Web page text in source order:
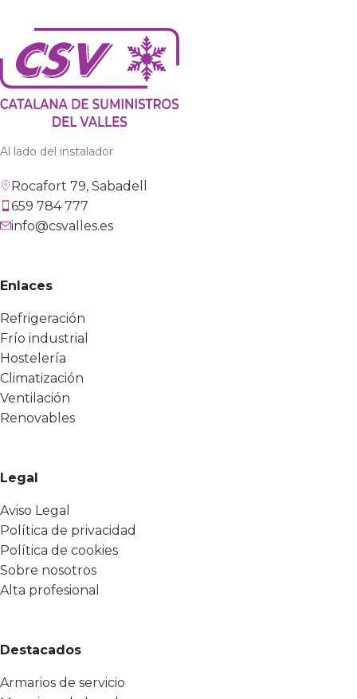
Al lado del instalador
Rocafort 79, Sabadell
659 784 777
info@csvalles.es
Enlaces
Refrigeración
Frío industrial
Hostelería
Climatización
Ventilación
Renovables
Legal
Aviso Legal
Política de privacidad
Política de cookies
Sobre nosotros
Alta profesional
Destacados
Armarios de servicio